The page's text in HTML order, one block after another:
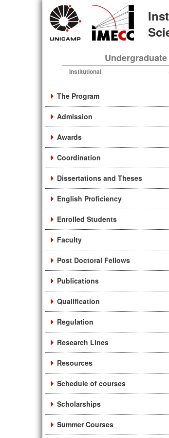
Undergraduate
Institutional
The Program
Admission
Awards
Coordination
Dissertations and Theses
English Proficiency
Enrolled Students
Faculty
Post Doctoral Fellows
Publications
Qualification
Regulation
Research Lines
Resources
Schedule of courses
Scholarships
Summer Courses